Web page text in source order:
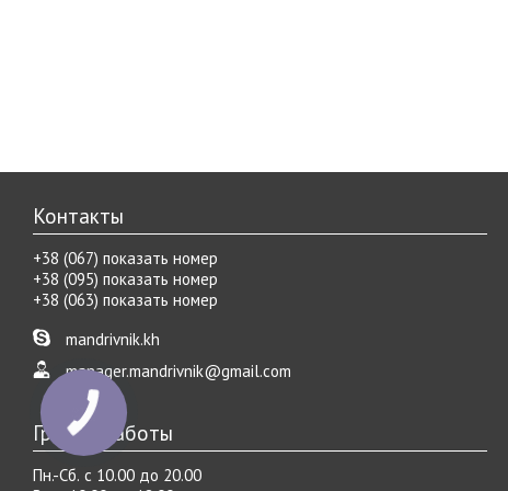
Контакты
+38 (067) показать номер
+38 (095) показать номер
+38 (063) показать номер
mandrivnik.kh
manager.mandrivnik@gmail.com
График работы
Пн.-Cб. с 10.00 до 20.00